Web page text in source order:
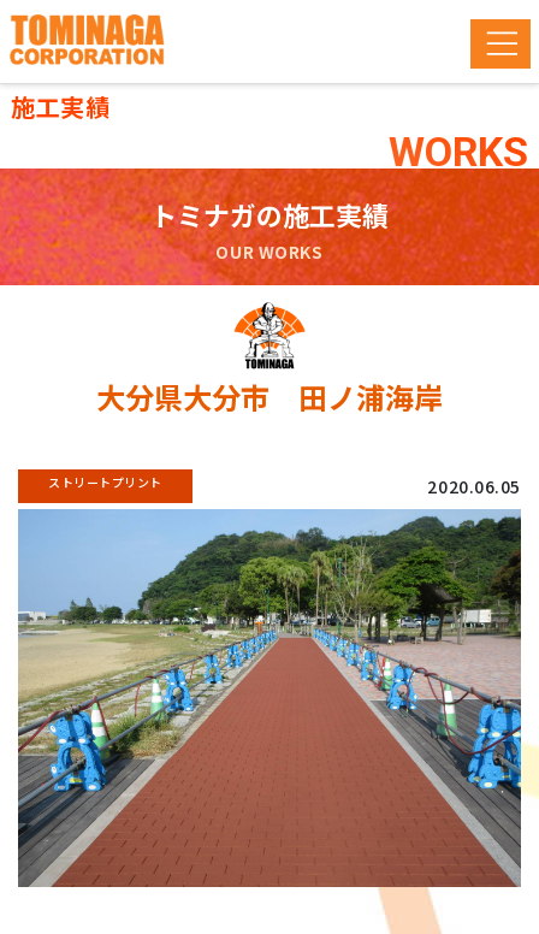
施工実績
WORKS
トミナガの施工実績
OUR WORKS
大分県大分市 田ノ浦海岸
ストリートプリント 2020.06.05